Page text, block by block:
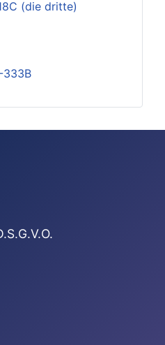
(die dritte)
333B